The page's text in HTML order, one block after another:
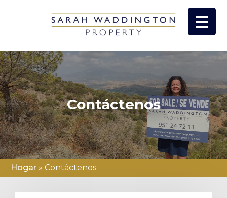
Contáctenos
Hogar » Contáctenos